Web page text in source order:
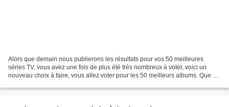
Alors que demain nous publierons les résultats pour vos 50 meilleures
séries TV, vous avez une fois de plus été très nombreux à voter, voici un
nouveau choix à faire, vous allez voter pour les 50 meilleurs albums. Que ce